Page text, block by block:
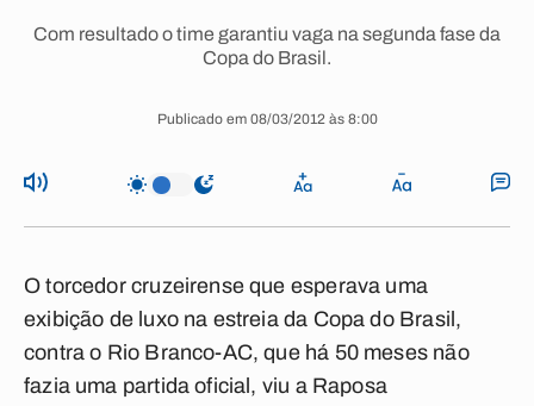
Com resultado o time garantiu vaga na segunda fase da
Copa do Brasil.
Publicado em 08/03/2012 às 8:00
O torcedor cruzeirense que esperava uma
exibição de luxo na estreia da Copa do Brasil,
contra o Rio Branco-AC, que há 50 meses não
fazia uma partida oficial, viu a Raposa